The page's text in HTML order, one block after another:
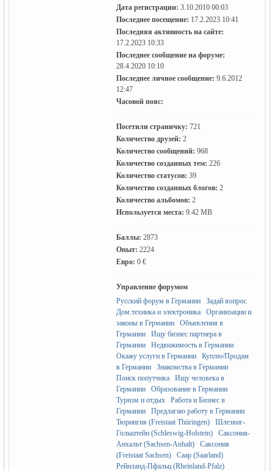
Дата регистрации: 3.10.2010 00:03
Последнее посещение: 17.2.2023 10:41
Последняя активность на сайте:
17.2.2023 10:33
Последнее сообщение на форуме:
28.4.2020 10:10
Последнее личное сообщение: 9.6.2012
12:47
Часовой пояс:
Посетили страничку: 721
Количество друзей: 2
Количество сообщений: 968
Количество созданных тем: 226
Количество статусов: 39
Количество созданных блогов: 2
Количество альбомов: 2
Используется места: 9.42 MB
Баллы: 2873
Опыт: 2224
Евро: 0 €
Управление форумом
Русский форум в Германии
Задай вопрос
Дом.техника и электроника
Организации и
законы в Германии
Объявления в
Германии
Ищу бизнес партнера в
Германии
Недвижимость в Германии
Окажу услуги в Германии
Куплю/Продам
в Германии
Знакомства в Германии
Поиск попутчика
Ищу человека в
Германии
Образование в Германии
Туризм и отдых
Работа и Бизнес в
Германии
Предлагаю работу в Германии
Тюрингия (Freistaat Thüringen)
Шлезвиг-
Гольштейн (Schleswig-Holstein)
Саксония-
Анхальт (Sachsen-Anhalt)
Саксония
(Freistaat Sachsen)
Саар (Saarland)
Рейнланд-Пфальц (Rheinland-Pfalz)